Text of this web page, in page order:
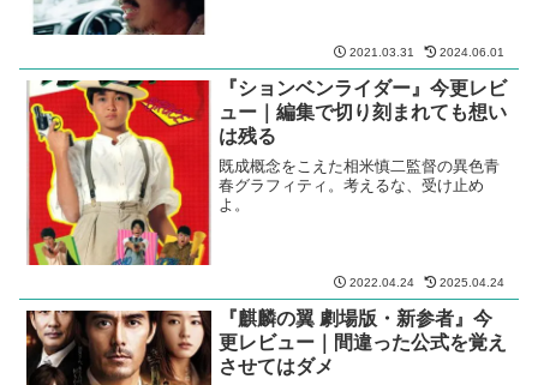
2021.03.31 2024.06.01
『ションベンライダー』今更レビ
ュー｜編集で切り刻まれても想い
は残る
既成概念をこえた相米慎二監督の異色青
春グラフィティ。考えるな、受け止め
よ。
2022.04.24 2025.04.24
『麒麟の翼 劇場版・新参者』今
更レビュー｜間違った公式を覚え
させてはダメ